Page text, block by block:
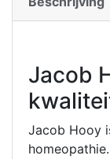
Jacob
Jacob Hooy